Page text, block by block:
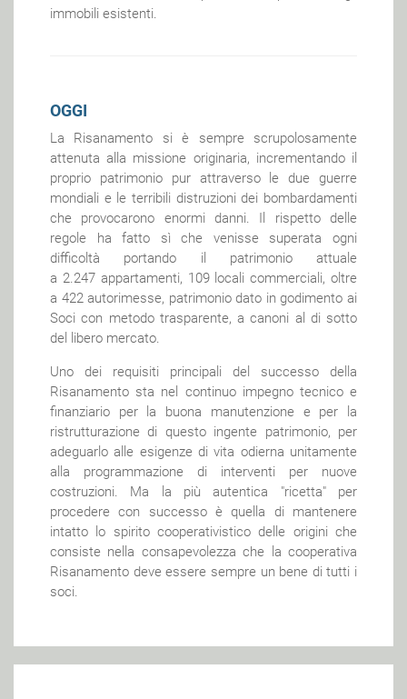
immobili esistenti.
OGGI
La Risanamento si è sempre scrupolosamente
attenuta alla missione originaria, incrementando il
proprio patrimonio pur attraverso le due guerre
mondiali e le terribili distruzioni dei bombardamenti
che provocarono enormi danni. Il rispetto delle
regole ha fatto sì che venisse superata ogni
difficoltà portando il patrimonio attuale
a 2.247 appartamenti, 109 locali commerciali, oltre
a 422 autorimesse, patrimonio dato in godimento ai
Soci con metodo trasparente, a canoni al di sotto
del libero mercato.
Uno dei requisiti principali del successo della
Risanamento sta nel continuo impegno tecnico e
finanziario per la buona manutenzione e per la
ristrutturazione di questo ingente patrimonio, per
adeguarlo alle esigenze di vita odierna unitamente
alla programmazione di interventi per nuove
costruzioni. Ma la più autentica "ricetta" per
procedere con successo è quella di mantenere
intatto lo spirito cooperativistico delle origini che
consiste nella consapevolezza che la cooperativa
Risanamento deve essere sempre un bene di tutti i
soci.